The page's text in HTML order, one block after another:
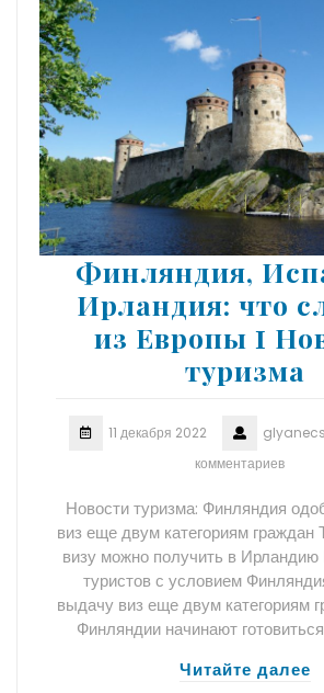
Финляндия,
Ирландия: что
из Европы Ӏ
туризма
11 декабря 2022
комментариев
Новости туризма: Финляндия
виз еще двум категориям граждан
визу можно получить в
туристов с условием
выдачу виз еще двум категориям
Финляндии начинают
Читайте далее